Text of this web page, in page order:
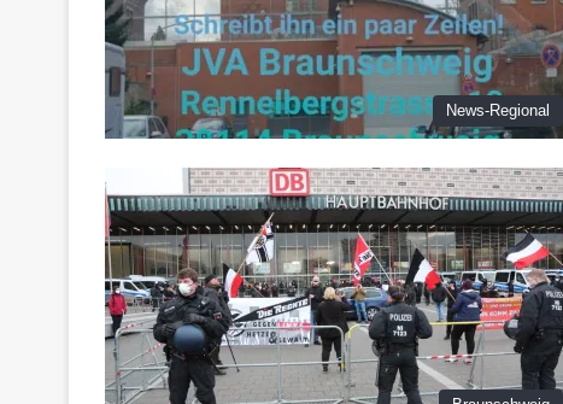
News-Regional